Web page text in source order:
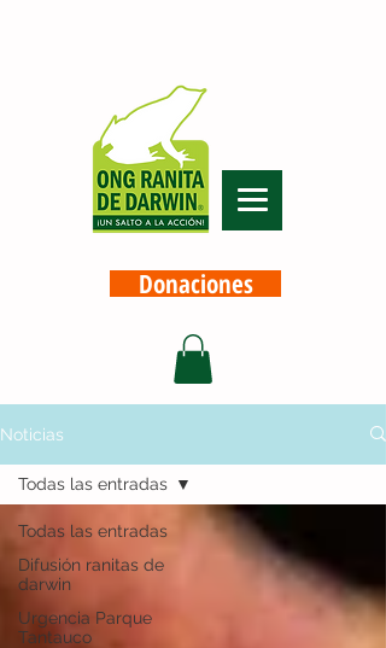
Donaciones
Noticias
Todas las entradas
Difusión ranitas de
darwin
Urgencia Parque
Tantauco
Todas las entradas